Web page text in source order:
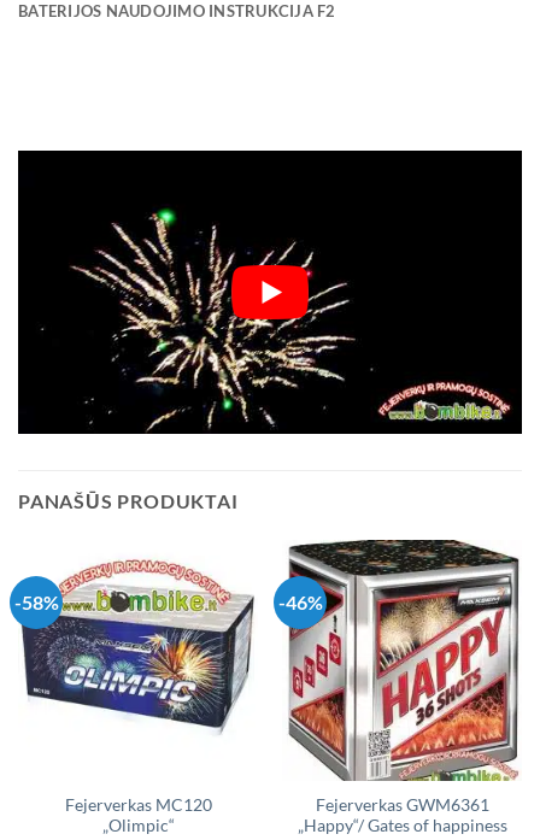
BATERIJOS NAUDOJIMO INSTRUKCIJA F2
PANAŠŪS PRODUKTAI
-58%
Fejerverkas MC120
„Olimpic“
-46%
Fejerverkas GWM6361
„Happy“/ Gates of happiness